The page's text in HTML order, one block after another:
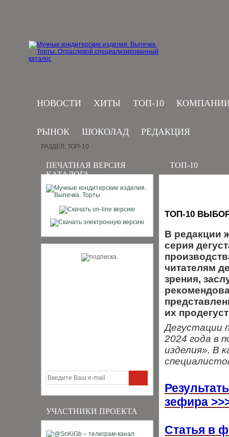
НОВОСТИ ХИТЫ ТОП-10
РЫНОК ШОКОЛАД РЕДАКЦИЯ
ПЕЧАТНАЯ ВЕРСИЯ
КАТАЛОГА
УЧАСТНИКИ ПРОЕКТА
РАЗДЕЛ: ТОП-10
ТОП-10
ТОП-10
В редакции
серия
читателям
зрения,
их
Дегустации
2024 года в
изделия». В
зефира
Статья в